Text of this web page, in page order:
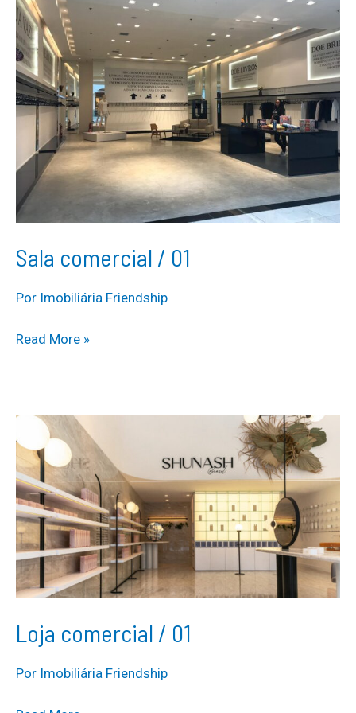
Sala comercial / 01
Por Imobiliária Friendship
Sala
Read More »
Loja comercial / 01
Por Imobiliária Friendship